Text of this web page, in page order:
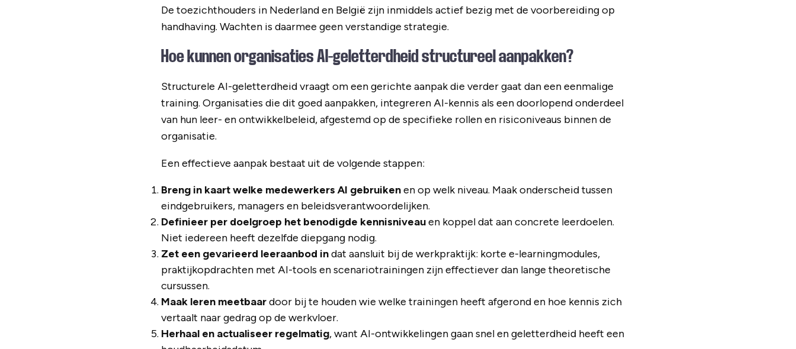
De toezichthouders in Nederland en België zijn inmiddels actief bezig met de voorbereiding op
handhaving. Wachten is daarmee geen verstandige strategie.
Hoe kunnen organisaties AI-geletterdheid structureel aanpakken?
Structurele AI-geletterdheid vraagt om een gerichte aanpak die verder gaat dan een eenmalige
training. Organisaties die dit goed aanpakken, integreren AI-kennis als een doorlopend onderdeel
van hun leer- en ontwikkelbeleid, afgestemd op de specifieke rollen en risiconiveaus binnen de
organisatie.
Een effectieve aanpak bestaat uit de volgende stappen:
Breng in kaart welke medewerkers AI gebruikenen op welk niveau. Maak onderscheid tussen
eindgebruikers, managers en beleidsverantwoordelijken.
Definieer per doelgroep het benodigde kennisniveauen koppel dat aan concrete leerdoelen.
Niet iedereen heeft dezelfde diepgang nodig.
Zet een gevarieerd leeraanbod indat aansluit bij de werkpraktijk: korte e-learningmodules,
praktijkopdrachten met AI-tools en scenariotrainingen zijn effectiever dan lange theoretische
cursussen.
Maak leren meetbaardoor bij te houden wie welke trainingen heeft afgerond en hoe kennis zich
vertaalt naar gedrag op de werkvloer.
Herhaal en actualiseer regelmatig, want AI-ontwikkelingen gaan snel en geletterdheid heeft een